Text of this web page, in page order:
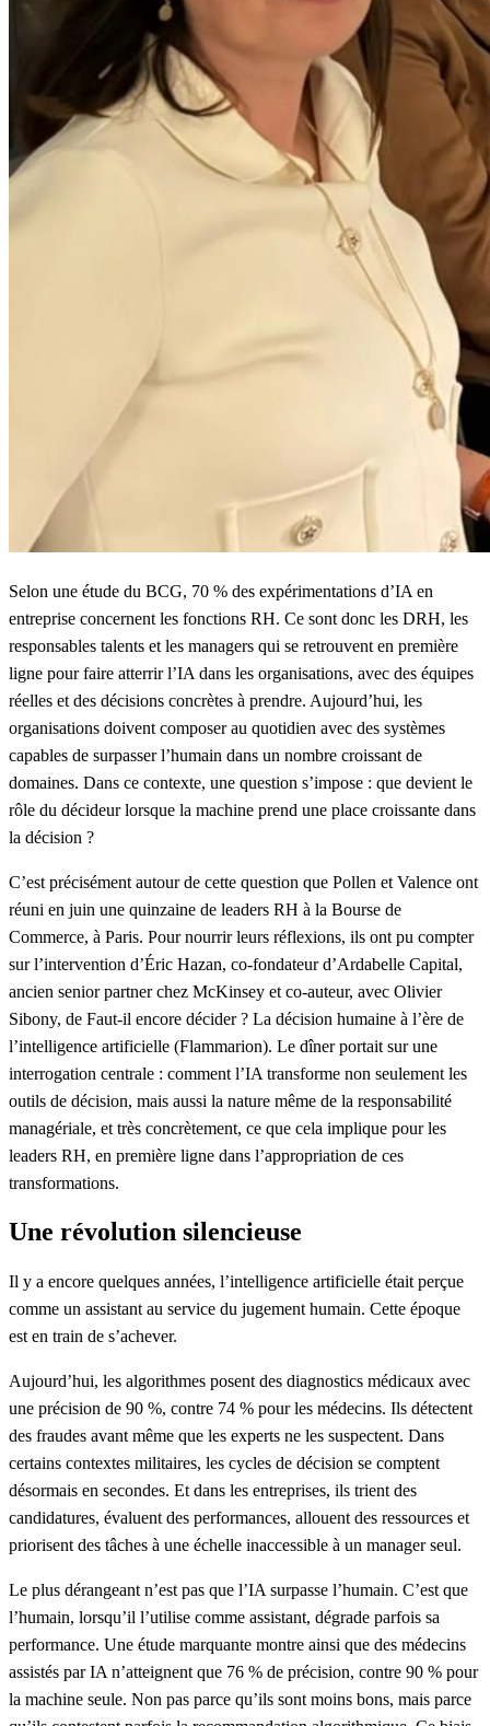
Selon une étude du BCG, 70 % des expérimentations d’IA en
entreprise concernent les fonctions RH. Ce sont donc les DRH, les
responsables talents et les managers qui se retrouvent en première
ligne pour faire atterrir l’IA dans les organisations, avec des équipes
réelles et des décisions concrètes à prendre. Aujourd’hui, les
organisations doivent composer au quotidien avec des systèmes
capables de surpasser l’humain dans un nombre croissant de
domaines. Dans ce contexte, une question s’impose : que devient le
rôle du décideur lorsque la machine prend une place croissante dans
la décision ?
C’est précisément autour de cette question que Pollen etValence ont
réuni en juin une quinzaine de leaders RH à la Bourse de
Commerce, à Paris. Pour nourrir leurs réflexions, ils ont pu compter
sur l’intervention d’Éric Hazan, co-fondateur d’Ardabelle Capital,
ancien senior partner chez McKinsey et co-auteur, avec Olivier
Sibony, de Faut-il encore décider ? La décision humaine à l’ère de
l’intelligence artificielle (Flammarion). Le dîner portait sur une
interrogation centrale : comment l’IA transforme non seulement les
outils de décision, mais aussi la nature même de la responsabilité
managériale, et très concrètement, ce que cela implique pour les
leaders RH, en première ligne dans l’appropriation de ces
transformations.
Une révolution silencieuse
Il y a encore quelques années, l’intelligence artificielle était perçue
comme un assistant au service du jugement humain. Cette époque
est en train de s’achever.
Aujourd’hui, les algorithmes posent des diagnostics médicaux avec
une précision de 90 %, contre 74 % pour les médecins. Ils détectent
des fraudes avant même que les experts ne les suspectent. Dans
certains contextes militaires, les cycles de décision se comptent
désormais en secondes. Et dans les entreprises, ils trient des
candidatures, évaluent des performances, allouent des ressources et
priorisent des tâches à une échelle inaccessible à un manager seul.
Le plus dérangeant n’est pas que l’IA surpasse l’humain. C’est que
l’humain, lorsqu’il l’utilise comme assistant, dégrade parfois sa
performance. Une étude marquante montre ainsi que des médecins
assistés par IA n’atteignent que 76 % de précision, contre 90 % pour
la machine seule. Non pas parce qu’ils sont moins bons, mais parce